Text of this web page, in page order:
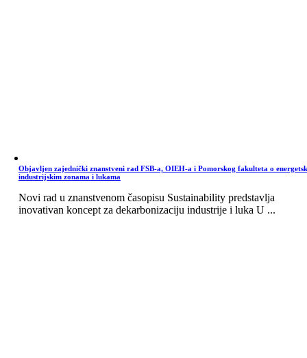
Objavljen zajednički znanstveni rad FSB-a, OIEH-a i Pomorskog fakulteta o
industrijskim zonama i lukama
Novi rad u znanstvenom časopisu Sustainability predstavlja
inovativan koncept za dekarbonizaciju industrije i luka U ...